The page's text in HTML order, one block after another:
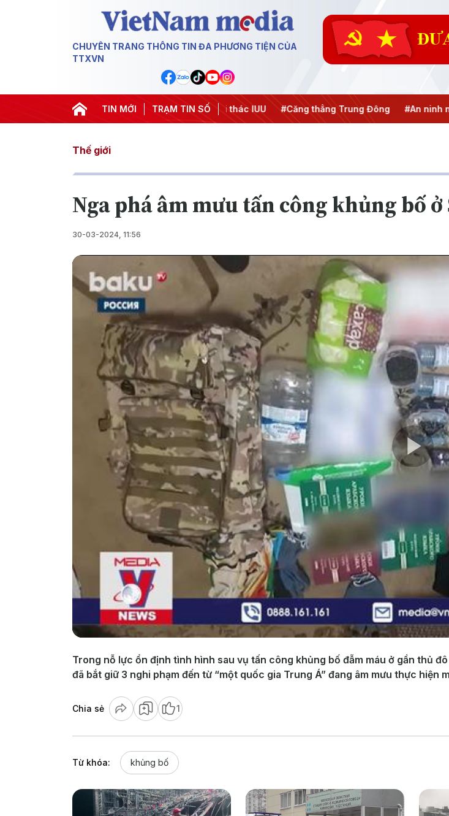
CHUYÊN TRANG THÔNG TIN ĐA PHƯƠNG TIỆN CỦA
TTXVN
TIN MỚI TRẠM TIN SỐ
dịch 500 ngày đêm #Chống khai thác IUU #Căng thẳng Trung Đông #An ninh năng
Thế giới
Nga phá âm mưu tấn công khủng bố
30-03-2024, 11:56
Trong nỗ lực ổn định tình hình sau vụ tấn công khủng bố đẫm máu ở gần thủ
đã bắt giữ 3 nghi phạm đến từ “một quốc gia Trung Á” đang âm mưu thực hiện
Chia sẻ 1
Từ khóa: khủng bố